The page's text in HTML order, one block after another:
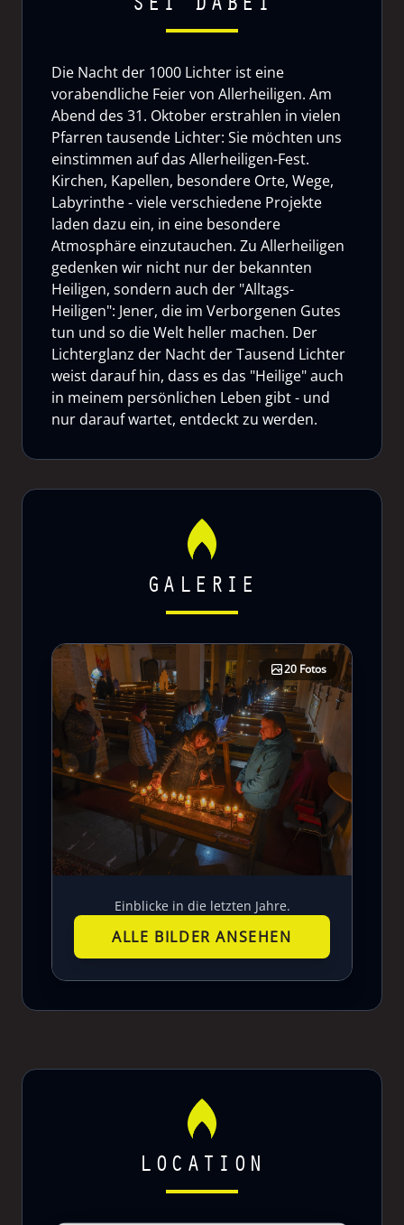
Die Nacht der 1000 Lichter ist eine
vorabendliche Feier von Allerheiligen. Am
Abend des 31. Oktober erstrahlen in vielen
Pfarren tausende Lichter: Sie möchten uns
einstimmen auf das Allerheiligen-Fest.
Kirchen, Kapellen, besondere Orte, Wege,
Labyrinthe - viele verschiedene Projekte
laden dazu ein, in eine besondere
Atmosphäre einzutauchen. Zu Allerheiligen
gedenken wir nicht nur der bekannten
Heiligen, sondern auch der "Alltags-
Heiligen": Jener, die im Verborgenen Gutes
tun und so die Welt heller machen. Der
Lichterglanz der Nacht der Tausend Lichter
weist darauf hin, dass es das "Heilige" auch
in meinem persönlichen Leben gibt - und
nur darauf wartet, entdeckt zu werden.
GALERIE
20 Fotos
Einblicke in die letzten Jahre.
ALLE BILDER ANSEHEN
LOCATION